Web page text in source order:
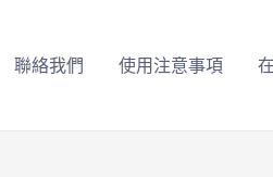
聯絡我們 使用注意事項